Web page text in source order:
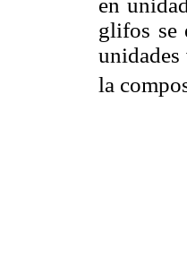
en
glifos se
unidades
la